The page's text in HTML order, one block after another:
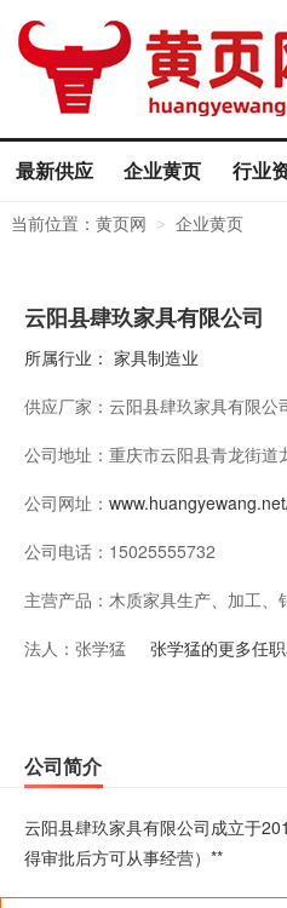
最新供应 企业黄页 行业
当前位置： 黄页网 > 企业黄页
云阳县肆玖家具有限公司
所属行业： 家具制造业
供应厂家： 云阳县肆玖家具有限公
公司地址： 重庆市云阳县青龙街道
公司网址：
公司电话： 15025555732
主营产品： 木质家具生产、加工、
法人： 张学猛 张学猛的更多任
公司简介
云阳县肆玖家具有限公司成立于
得审批后方可从事经营）**